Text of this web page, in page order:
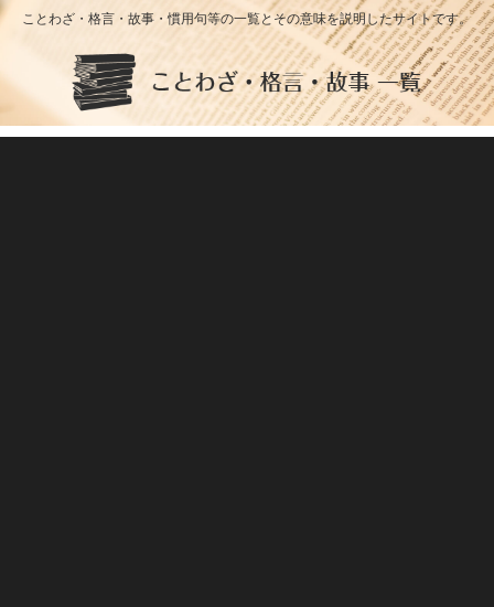
ことわざ・格言・故事・慣用句等の一覧とその意味を説明したサイトです。